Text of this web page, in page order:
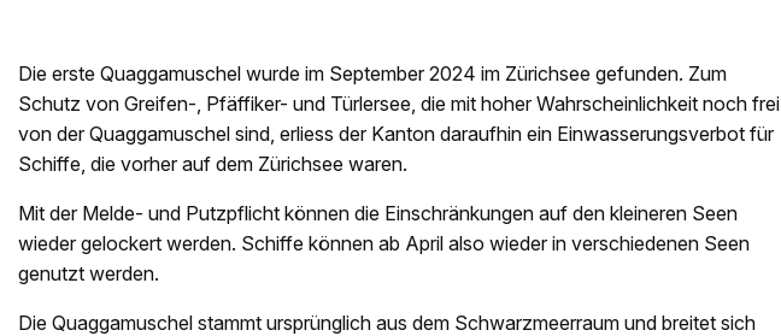
Die erste Quaggamuschel wurde im September 2024 im Zürichsee gefunden. Zum
Schutz von Greifen-, Pfäffiker- und Türlersee, die mit hoher Wahrscheinlichkeit noch frei
von der Quaggamuschel sind, erliess der Kanton daraufhin ein Einwasserungsverbot für
Schiffe, die vorher auf dem Zürichsee waren.
Mit der Melde- und Putzpflicht können die Einschränkungen auf den kleineren Seen
wieder gelockert werden. Schiffe können ab April also wieder in verschiedenen Seen
genutzt werden.
Die Quaggamuschel stammt ursprünglich aus dem Schwarzmeerraum und breitet sich